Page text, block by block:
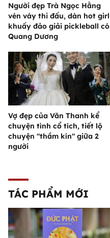
Người đẹp Trà Ngọc Hằng
vén váy thi đấu, dàn hot girl
khuấy đảo giải pickleball có
Quang Dương
Vợ đẹp của Văn Thanh kể
chuyện tình cổ tích, tiết lộ
chuyện "thầm kín" giữa 2
người
TÁC PHẨM MỚI